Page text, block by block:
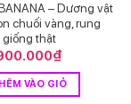
– Dương vật
chuối vàng, rung
giống thật
₫
VÀO GIỎ